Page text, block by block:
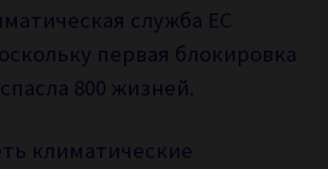
служба ЕС
первая блокировка
800 жизней.
климатические